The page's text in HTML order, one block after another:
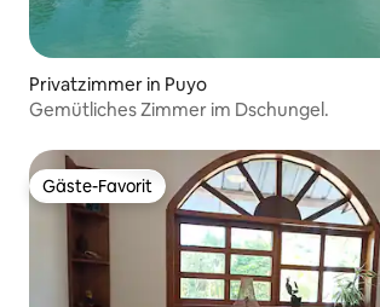
Privatzimmer in Puyo
Gemütliches Zimmer im Dschungel.
Gäste-Favorit
Gäste-Favorit